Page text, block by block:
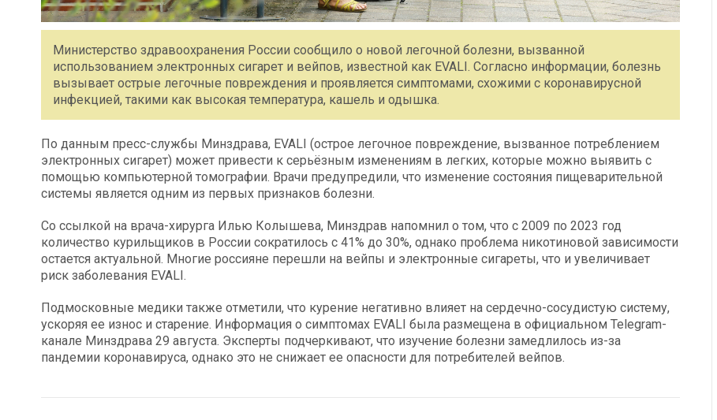
Министерство здравоохранения России сообщило о новой легочной болезни, вызванной
использованием электронных сигарет и вейпов, известной как EVALI. Согласно информации, болезнь
вызывает острые легочные повреждения и проявляется симптомами, схожими с коронавирусной
инфекцией, такими как высокая температура, кашель и одышка.
По данным пресс-службы Минздрава, EVALI (острое легочное повреждение, вызванное потреблением
электронных сигарет) может привести к серьёзным изменениям в легких, которые можно выявить с
помощью компьютерной томографии. Врачи предупредили, что изменение состояния пищеварительной
системы является одним из первых признаков болезни.
Со ссылкой на врача-хирурга Илью Колышева, Минздрав напомнил о том, что с 2009 по 2023 год
количество курильщиков в России сократилось с 41% до 30%, однако проблема никотиновой зависимости
остается актуальной. Многие россияне перешли на вейпы и электронные сигареты, что и увеличивает
риск заболевания EVALI.
Подмосковные медики также отметили, что курение негативно влияет на сердечно-сосудистую систему,
ускоряя ее износ и старение. Информация о симптомах EVALI была размещена в официальном Telegram-
канале Минздрава 29 августа. Эксперты подчеркивают, что изучение болезни замедлилось из-за
пандемии коронавируса, однако это не снижает ее опасности для потребителей вейпов.